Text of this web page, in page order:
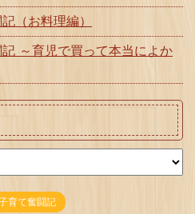
（お料理編）
～育児で買って本当によか
育て奮闘記